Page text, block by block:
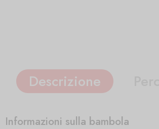
Descrizione
Informazioni sulla bambola